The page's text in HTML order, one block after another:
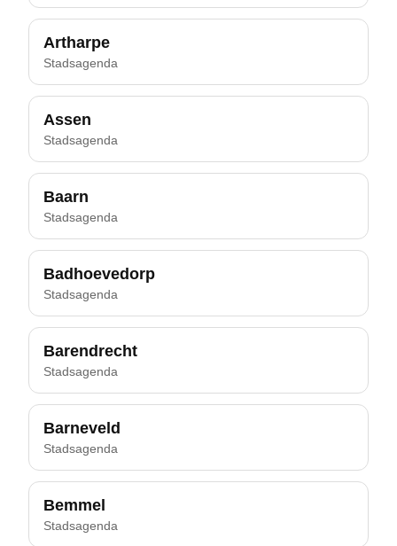
Artharpe
Stadsagenda
Assen
Stadsagenda
Baarn
Stadsagenda
Badhoevedorp
Stadsagenda
Barendrecht
Stadsagenda
Barneveld
Stadsagenda
Bemmel
Stadsagenda